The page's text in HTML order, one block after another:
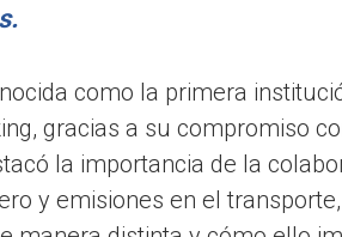
como la primera
gracias a su compromiso
la importancia de la
y emisiones en el transporte,